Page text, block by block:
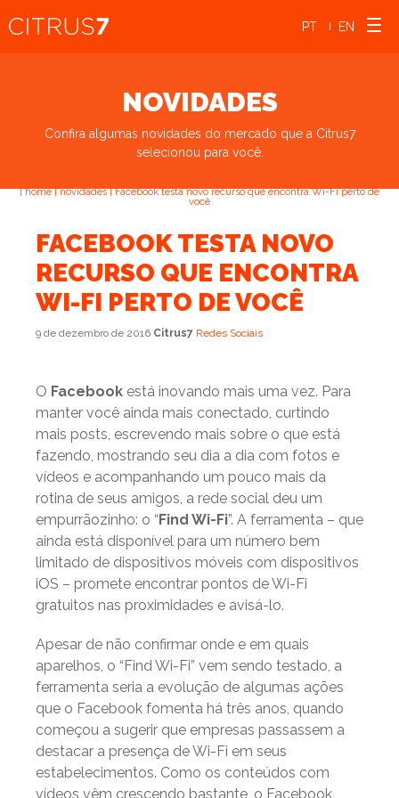
PT | EN
NOVIDADES
Confira algumas novidades do mercado que a Citrus7
selecionou para você.
|home|novidades|Facebook testa novo recurso que encontra Wi-Fi perto de
você
FACEBOOK TESTA NOVO
RECURSO QUE ENCONTRA
WI-FI PERTO DE VOCÊ
9 de dezembro de 2016 Citrus7 Redes Sociais
O Facebook está inovando mais uma vez. Para
manter você ainda mais conectado, curtindo
mais posts, escrevendo mais sobre o que está
fazendo, mostrando seu dia a dia com fotos e
vídeos e acompanhando um pouco mais da
rotina de seus amigos, a rede social deu um
empurrãozinho: o “Find Wi-Fi”. A ferramenta – que
ainda está disponível para um número bem
limitado de dispositivos móveis com dispositivos
iOS – promete encontrar pontos de Wi-Fi
gratuitos nas proximidades e avisá-lo.
Apesar de não confirmar onde e em quais
aparelhos, o “Find Wi-Fi” vem sendo testado, a
ferramenta seria a evolução de algumas ações
que o Facebook fomenta há três anos, quando
começou a sugerir que empresas passassem a
destacar a presença de Wi-Fi em seus
estabelecimentos. Como os conteúdos com
vídeos vêm crescendo bastante, o Facebook